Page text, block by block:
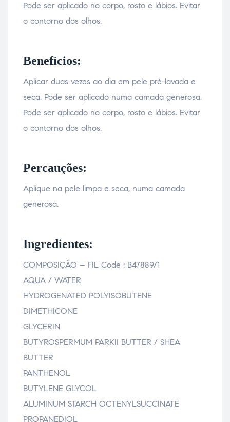
Pode ser aplicado no corpo, rosto e lábios. Evitar
o contorno dos olhos.
Benefícios:
Aplicar duas vezes ao dia em pele pré-lavada e
seca. Pode ser aplicado numa camada generosa.
Pode ser aplicado no corpo, rosto e lábios. Evitar
o contorno dos olhos.
Percauções:
Aplique na pele limpa e seca, numa camada
generosa.
Ingredientes:
COMPOSIÇÃO – FIL Code : B47889/1
AQUA / WATER
HYDROGENATED POLYISOBUTENE
DIMETHICONE
GLYCERIN
BUTYROSPERMUM PARKII BUTTER / SHEA
BUTTER
PANTHENOL
BUTYLENE GLYCOL
ALUMINUM STARCH OCTENYLSUCCINATE
PROPANEDIOL